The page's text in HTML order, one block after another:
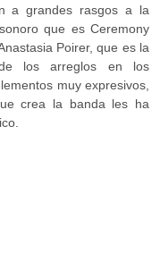
a grandes rasgos a la
que es Ceremony
Poirer, que es la
los arreglos en los
muy expresivos,
crea la banda les ha